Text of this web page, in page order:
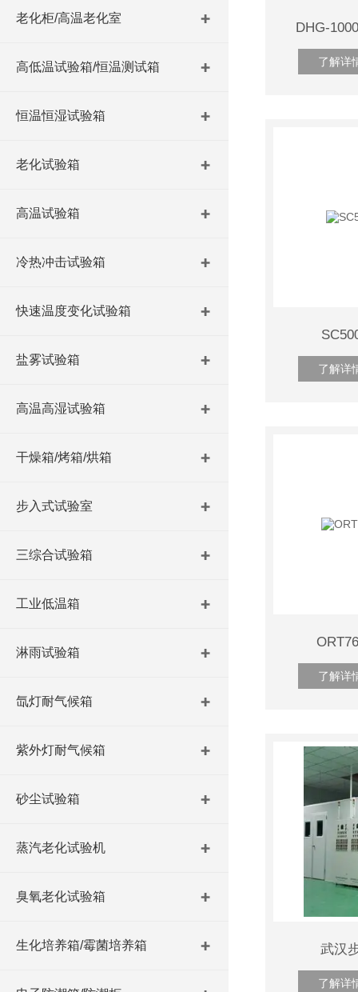
老化柜/高温老化室
高低温试验箱/恒温测试箱
恒温恒湿试验箱
老化试验箱
高温试验箱
冷热冲击试验箱
快速温度变化试验箱
盐雾试验箱
高温高湿试验箱
干燥箱/烤箱/烘箱
步入式试验室
三综合试验箱
工业低温箱
淋雨试验箱
氙灯耐气候箱
紫外灯耐气候箱
砂尘试验箱
蒸汽老化试验机
臭氧老化试验箱
生化培养箱/霉菌培养箱
DHG-
了解详
了解详
了解详
武汉
了解详